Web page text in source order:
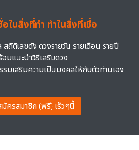
ในสิ่งที่ทำ ทำในสิ่งที่เชื่อ
สถิติเลขดัง ดวงรายวัน รายเดือน รายปี
มแนะนำวิธีเสริมดวง
มเสริมความเป็นมงคลให้กับตัวท่านเอง
มัครสมาชิก (ฟรี) เร็วๆนี้